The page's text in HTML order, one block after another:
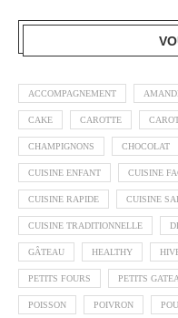
ACCOMPAGNEMENT
CAKE CAROTTE
CHAMPIGNONS CHOCOLAT
CUISINE ENFANT CUISINE
CUISINE RAPIDE CUISINE
CUISINE TRADITIONNELLE
GÂTEAU HEALTHY
PETITS FOURS PETITS
POISSON POIVRON